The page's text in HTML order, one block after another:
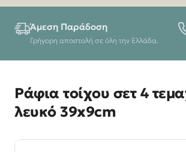
Άμεση Παράδοση
Γρήγορη αποστολή σε όλη την Ελλάδα.
Ράφια τοίχου σετ 4
λευκό 39x9cm